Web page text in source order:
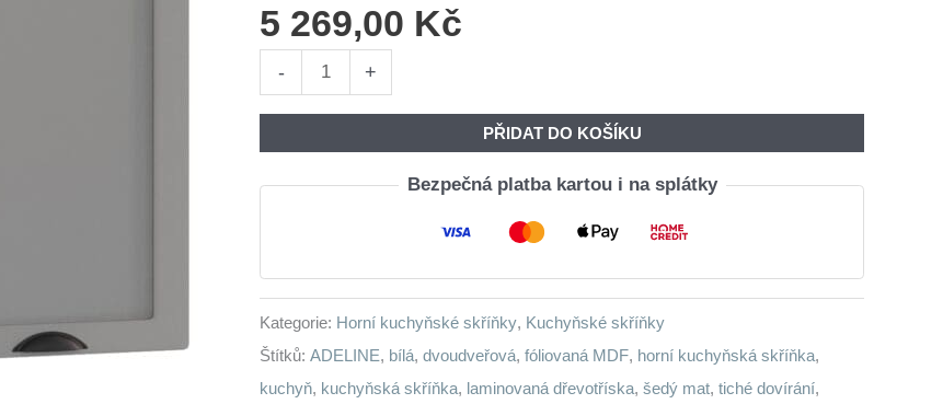
5 269,00 Kč
-
Dvoudveřová
závěsná
mat
množství
+
PŘIDAT DO KOŠÍKU
Bezpečná platba kartou i na splátky
Kategorie: Horní kuchyňské skříňky, Kuchyňské skříňky
Štítků: ADELINE, bílá, dvoudveřová, fóliovaná MDF, horní kuchyňská skříňka,
kuchyň, kuchyňská skříňka, laminovaná dřevotříska, šedý mat, tiché dovírání,